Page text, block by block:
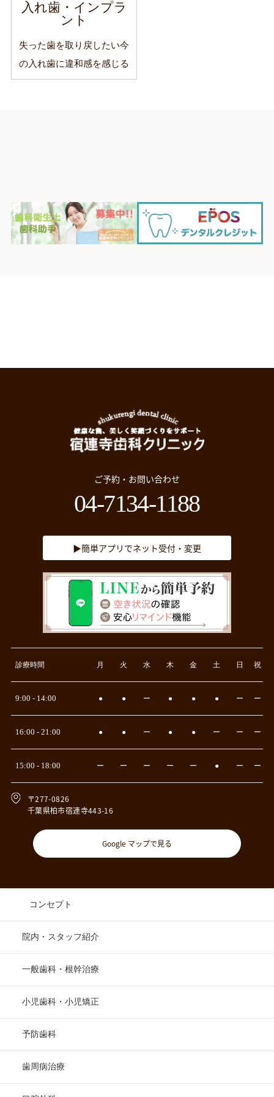
入れ歯・インプラ
ント
失った歯を取り戻したい今
の入れ歯に違和感を感じる
診療時間 月 火 水 木 金 土 日 祝
9:00 - 14:00 ● ● ー ● ● ● ー ー
16:00 - 21:00 ● ● ー ● ● ー ー ー
15:00 - 18:00 ー ー ー ー ー ● ー ー
ご予約・お問い合わせ
04-7134-1188
▶簡単アプリでネット受付・変更
〒277-0826
千葉県柏市宿連寺443-16
Google マップで見る
コンセプト
院内・スタッフ紹介
一般歯科・根幹治療
小児歯科・小児矯正
予防歯科
歯周病治療